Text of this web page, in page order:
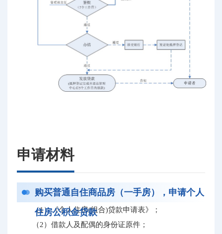
申请材料
购买普通自住商品房（一手房），申请个人
住房公积金贷款
（1）《个人住房(组合)贷款申请表》；
（2）借款人及配偶的身份证原件；